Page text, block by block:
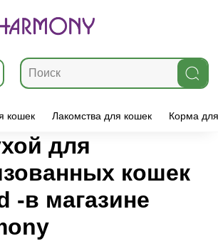
кошек Лакомства для кошек Корма
для
кошек
-в магазине